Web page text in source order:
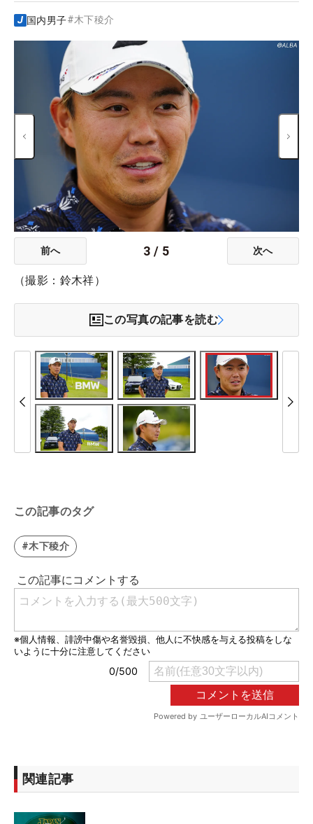
国内男子#木下稜介
前へ 3 / 5 次へ
（撮影：鈴木祥）
この写真の記事を読む
この記事のタグ
#木下稜介
関連記事